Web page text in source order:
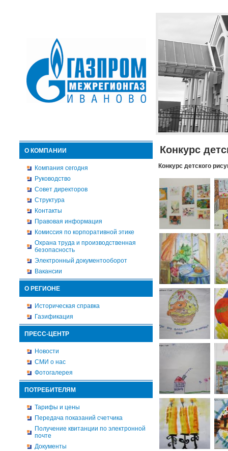
О КОМПАНИИ
Компания сегодня
Руководство
Совет директоров
Структура
Контакты
Правовая информация
Комиссия по корпоративной этике
Охрана труда и производственная
безопасность
Электронный документооборот
Вакансии
О РЕГИОНЕ
Историческая справка
Газификация
ПРЕСС-ЦЕНТР
Новости
СМИ о нас
Фотогалерея
ПОТРЕБИТЕЛЯМ
Тарифы и цены
Передача показаний счетчика
Получение квитанции по электронной
почте
Документы
Конкурс
Конкурс детского